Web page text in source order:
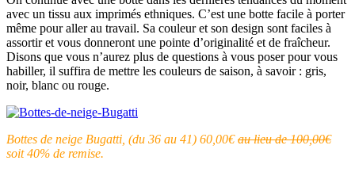
avec un tissu aux imprimés ethniques. C’est une botte facile à porter
même pour aller au travail. Sa couleur et son design sont faciles à
assortir et vous donneront une pointe d’originalité et de fraîcheur.
Disons que vous n’aurez plus de questions à vous poser pour vous
habiller, il suffira de mettre les couleurs de saison, à savoir : gris,
noir, blanc ou rouge.
Bottes de neige Bugatti, (du 36 au 41) 60,00€au lieu de 100,00€
soit 40% de remise.